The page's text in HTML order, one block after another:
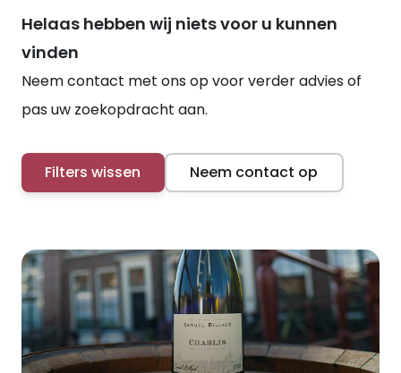
Helaas hebben wij niets voor u kunnen
vinden
Neem contact met ons op voor verder advies of
pas uw zoekopdracht aan.
Filters wissen Neem contact op